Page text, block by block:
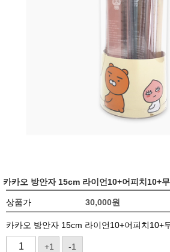
카카오 방안자 15cm 라이언10+어피치10+
상품가 30,000원
카카오 방안자 15cm 라이언10+어피치10+
+1 -1